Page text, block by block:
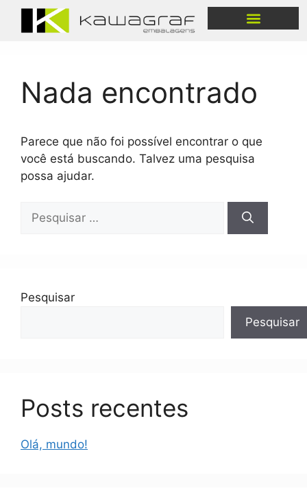
Nada encontrado
Parece que não foi possível encontrar o que
você está buscando. Talvez uma pesquisa
possa ajudar.
Pesquisar
Pesquisar
Posts recentes
Olá, mundo!